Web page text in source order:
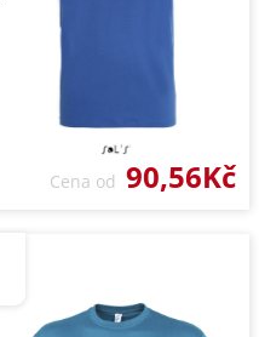
Cena od 90,56Kč